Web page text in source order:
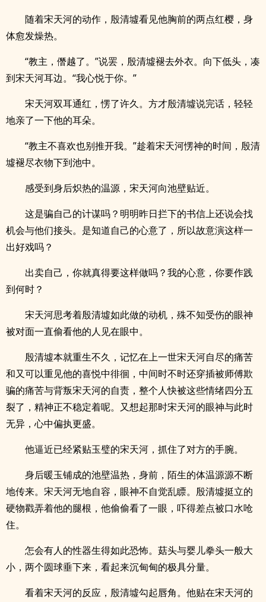
随着宋天河的动作，殷清墟看见他胸前的两点红樱，身
体愈发燥热。
“教主，僭越了。”说罢，殷清墟褪去外衣。向下低头，凑
到宋天河耳边。“我心悦于你。”
宋天河双耳通红，愣了许久。方才殷清墟说完话，轻轻
地亲了一下他的耳朵。
“教主不喜欢也别推开我。”趁着宋天河愣神的时间，殷清
墟褪尽衣物下到池中。
感受到身后炽热的温源，宋天河向池壁贴近。
这是骗自己的计谋吗？明明昨日拦下的书信上还说会找
机会与他们接头。是知道自己的心意了，所以故意演这样一
出好戏吗？
出卖自己，你就真得要这样做吗？我的心意，你要作践
到何时？
宋天河思考着殷清墟如此做的动机，殊不知受伤的眼神
被对面一直偷看他的人见在眼中。
殷清墟本就重生不久，记忆在上一世宋天河自尽的痛苦
和又可以重见他的喜悦中徘徊，中间时不时还穿插被师傅欺
骗的痛苦与背叛宋天河的自责，整个人快被这些情绪四分五
裂了，精神正不稳定着呢。又想起那时宋天河的眼神与此时
无异，心中偏执更盛。
他逼近已经紧贴玉璧的宋天河，抓住了对方的手腕。
身后暖玉铺成的池壁温热，身前，陌生的体温源源不断
地传来。宋天河无地自容，眼神不自觉乱瞟。殷清墟挺立的
硬物戳弄着他的腿根，他偷偷看了一眼，吓得差点被口水呛
住。
怎会有人的性器生得如此恐怖。菇头与婴儿拳头一般大
小，两个圆球垂下来，看起来沉甸甸的极具分量。
看着宋天河的反应，殷清墟勾起唇角。他贴在宋天河的